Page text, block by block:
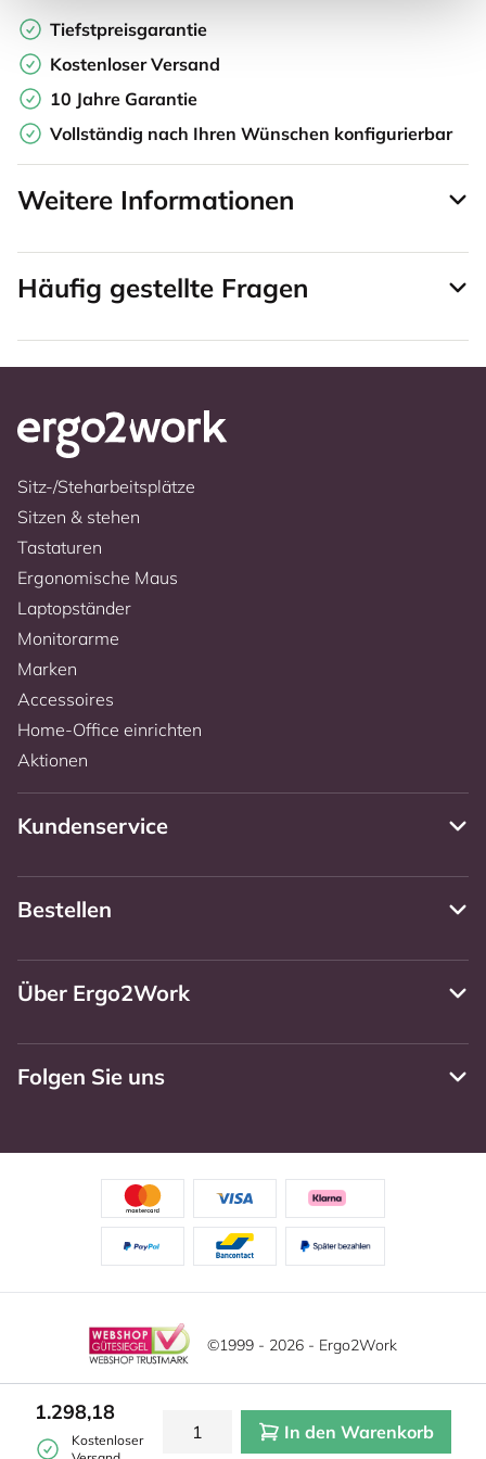
Tiefstpreisgarantie
Kostenloser Versand
10 Jahre Garantie
Vollständig nach Ihren Wünschen konfigurierbar
1.298,18
Kostenloser
In den Warenkorb
Weitere Informationen
Häufig gestellte Fragen
Sitz-/Steharbeitsplätze
Sitzen & stehen
Tastaturen
Ergonomische Maus
Laptopständer
Monitorarme
Marken
Accessoires
Home-Office einrichten
Aktionen
Kundenservice
Bestellen
Über Ergo2Work
Folgen Sie uns
©1999 - 2026 - Ergo2Work
Haftungsausschluss
Allgemeine Geschäftsbedingungen
Cookie-Einstellungen